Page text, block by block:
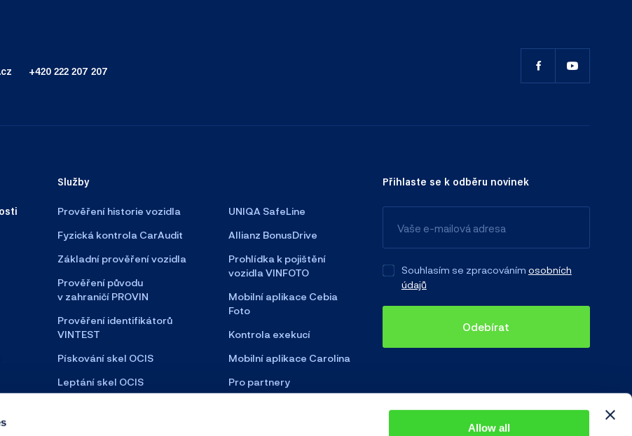
Allow all
+420 222 207 207
Služby
Prověření historie vozidla
Fyzická kontrola CarAudit
Základní prověření vozidla
Prověření původu
v zahraničí PROVIN
Prověření identifikátorů
VINTEST
Pískování skel OCIS
Leptání skel OCIS
UNIQA SafeLine
Allianz BonusDrive
Prohlídka k pojištění
vozidla VINFOTO
Mobilní aplikace Cebia
Foto
Kontrola exekucí
Mobilní aplikace Carolina
Pro partnery
Přihlaste se k odběru novinek
Souhlasím se zpracováním osobních
údajů
Odebírat